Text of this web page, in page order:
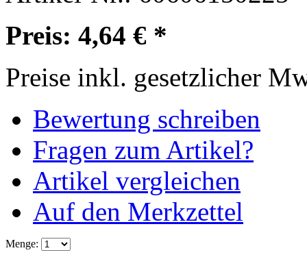
Preis: 4,64 € *
Preise inkl. gesetzlicher
Bewertung schreiben
Fragen zum Artikel?
Artikel vergleichen
Auf den Merkzettel
Menge: